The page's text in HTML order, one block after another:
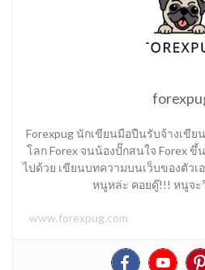
Forexpug นักเขียนมือปืนรับจ้างเขี
โลก Forex จนน้องปั๊กสนใจ Forex ขึ้
ไปด้วย เขียนบทความบนเว็บของตัวเ
หนูหล่ะ คอยดู๊!!! หนูจะ
www.forexpug.com